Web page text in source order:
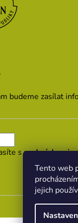
Tento web
jejich
budeme zasílat
spodmínkami